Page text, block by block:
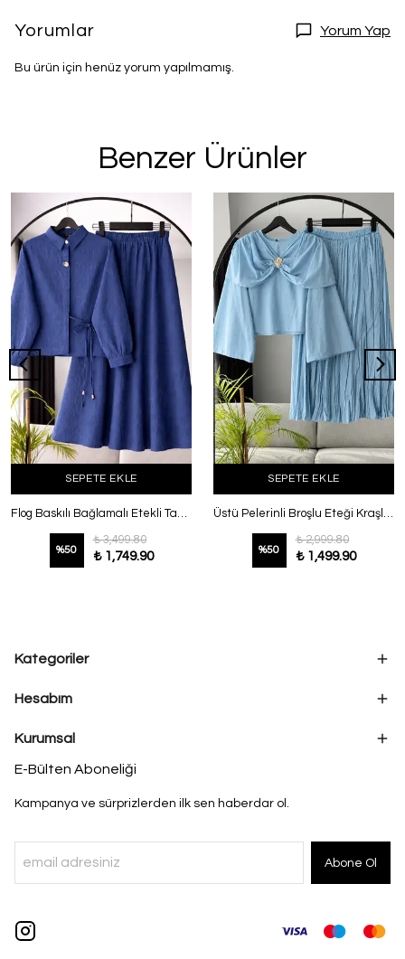
Yorumlar Yorum Yap
Bu ürün için henüz yorum yapılmamış.
Benzer Ürünler
SEPETE EKLE
Flog Baskılı Bağlamalı Etekli Takım İndigo
%50
₺ 3,499.80
₺ 1,749.90
SEPETE EKLE
Üstü Pelerinli Broşlu Eteği Kraşlı Vual Takım Bebe Mavi
%50
₺ 2,999.80
₺ 1,499.90
Kategoriler
Hesabım
Kurumsal
E-Bülten Aboneliği
Kampanya ve sürprizlerden ilk sen haberdar ol.
Abone Ol